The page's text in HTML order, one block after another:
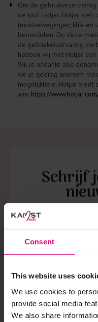
Consent
This website uses
We use cookies to
provide social media
We also share
Om de
de tool Hotjar. Hotjar stelt
(muisbewegingen, klik-
beoordelen. Op deze
de gebruikerservaring
hebben wij met Hotjar
Wil je ondanks alle
we je gedrag anoniem
mogelijkheid. Hotjar biedt
aan: https://
Schrijf
Ontvang onze
€5,-
aankoop. Blijf
alle laatste
Ja,